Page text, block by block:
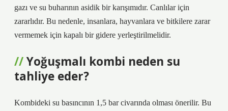
gazı ve su buharının asidik bir karışımıdır. Canlılar için
zararlıdır. Bu nedenle, insanlara, hayvanlara ve bitkilere zarar
vermemek için kapalı bir gidere yerleştirilmelidir.
Yoğuşmalı kombi neden su
tahliye eder?
Kombideki su basıncının 1,5 bar civarında olması önerilir. Bu